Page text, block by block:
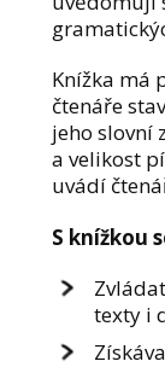
Knížka má
čtenáře
jeho slovní
a velikost
uvádí
S knížkou
texty i